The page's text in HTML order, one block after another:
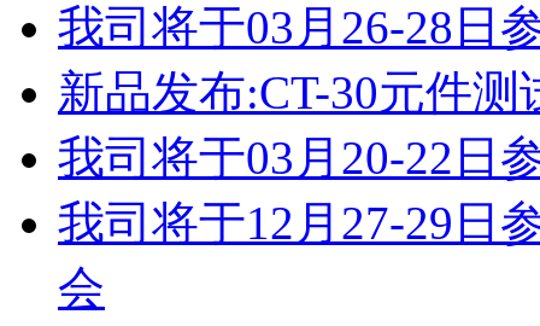
我司将于03月26-28日
新品发布:CT-30元件测
我司将于03月20-22日
我司将于12月27-29日
会